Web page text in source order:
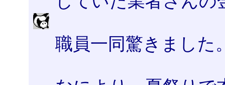
職員一同驚きました